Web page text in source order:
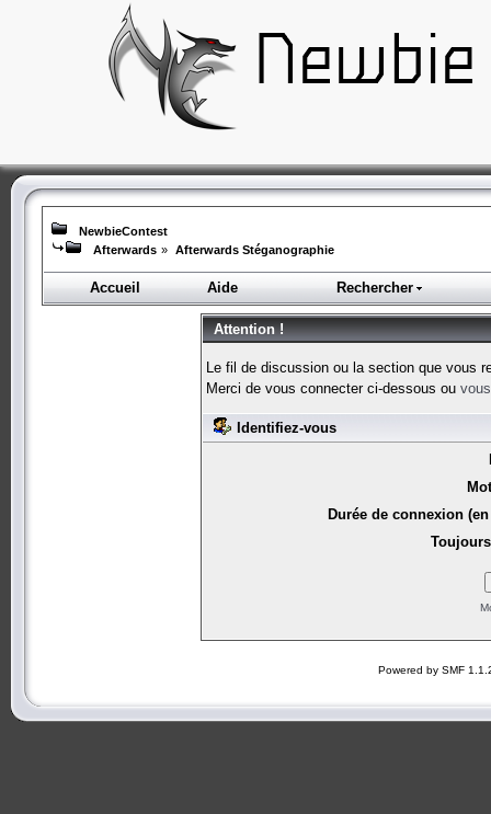
NewbieContest
Afterwards » Afterwards Stéganographie
Accueil Aide Rechercher
Attention !
Le fil de discussion ou la section que vous
Merci de vous connecter ci-dessous ou
Identifiez-vous
Durée de connexion
Powered by SMF